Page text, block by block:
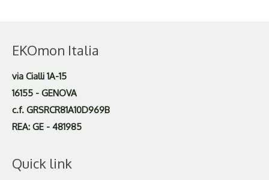
EKOmon Italia
via Cialli 1A-15
16155 - GENOVA
c.f. GRSRCR81A10D969B
REA: GE - 481985
Quick link